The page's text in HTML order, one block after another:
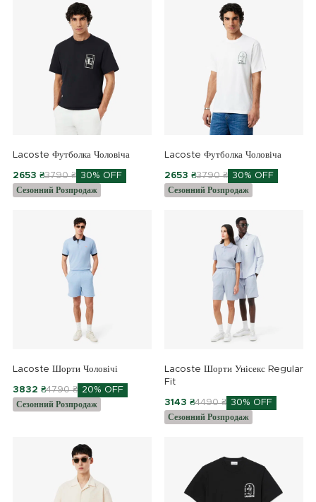
Lacoste Футболка Чоловіча
2653 ₴3790 ₴ 30% OFF
Сезонний Розпродаж
Lacoste Футболка Чоловіча
2653 ₴3790 ₴ 30% OFF
Сезонний Розпродаж
Lacoste Шорти Чоловічі
3832 ₴4790 ₴ 20% OFF
Сезонний Розпродаж
Lacoste Шорти Унісекс Regular
Fit
3143 ₴4490 ₴ 30% OFF
Сезонний Розпродаж